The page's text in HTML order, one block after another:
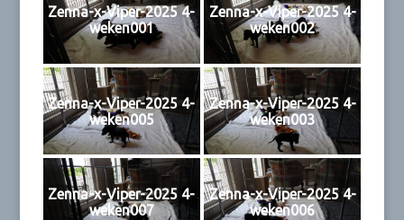
Zenna-x-Viper-2025 4-
weken001
Zenna-x-Viper-2025 4-
weken002
Zenna-x-Viper-2025 4-
weken005
Zenna-x-Viper-2025 4-
weken003
Zenna-x-Viper-2025 4-
weken007
Zenna-x-Viper-2025 4-
weken006